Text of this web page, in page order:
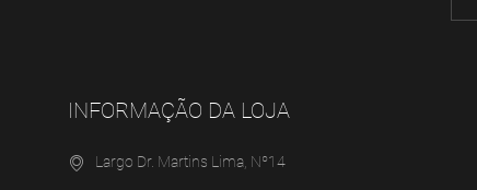
INFORMAÇÃO DA LOJA
Largo Dr. Martins Lima, Nº14